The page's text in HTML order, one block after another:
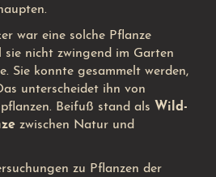
war eine solche Pflanze
sie nicht zwingend im Garten
Sie konnte gesammelt werden,
unterscheidet ihn von
Beifuß stand als Wild-
zwischen Natur und
zu Pflanzen der